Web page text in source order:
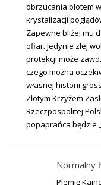
obrzucania błotem
krystalizacji
Zapewne bliżej mu
ofiar. Jedynie złej
protekcji może
czego można
własnej historii
Złotym Krzyżem
Rzeczpospolitej
popaprańca będzie
Normalny
Plemię